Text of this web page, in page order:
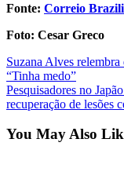
Fonte: Correio
Foto: Cesar Greco
Post
navigation
Suzana Alves relembra
“Tinha medo”
Pesquisadores no
recuperação de lesões
You May Also